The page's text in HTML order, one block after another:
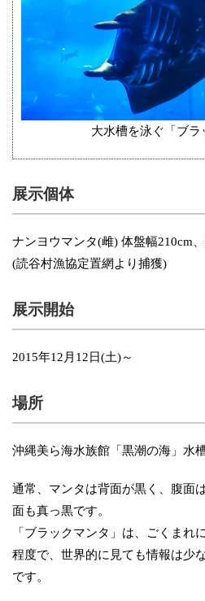
大水槽を泳ぐ「ブラ
展示個体
ナンヨウマンタ(雌) 体盤幅210cm
(読谷村漁協定置網より捕獲)
展示開始
2015年12月12日(土)～
場所
沖縄美ら海水族館「黒潮の海」水
通常、マンタは背面が黒く、腹面
面も真っ黒です。
「ブラックマンタ」は、ごくまれ
程度で、世界的に見ても情報は少
です。